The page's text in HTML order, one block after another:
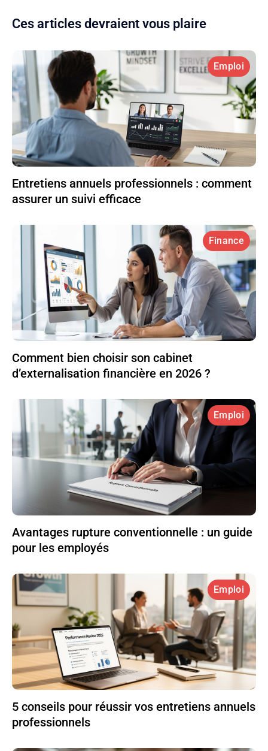
Ces articles devraient vous plaire
Emploi
Entretiens annuels professionnels : comment
assurer un suivi efficace
Finance
Comment bien choisir son cabinet
d’externalisation financière en 2026 ?
Emploi
Avantages rupture conventionnelle : un guide
pour les employés
Emploi
5 conseils pour réussir vos entretiens annuels
professionnels